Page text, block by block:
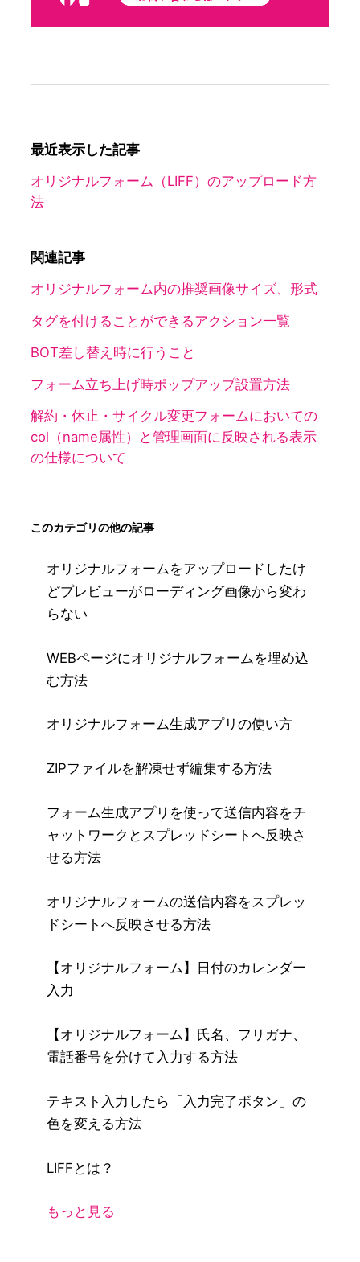
最近表示した記事
オリジナルフォーム（LIFF）のアップロード方
法
関連記事
オリジナルフォーム内の推奨画像サイズ、形式
タグを付けることができるアクション一覧
BOT差し替え時に行うこと
フォーム立ち上げ時ポップアップ設置方法
解約・休止・サイクル変更フォームにおいての
col（name属性）と管理画面に反映される表示
の仕様について
このカテゴリの他の記事
オリジナルフォームをアップロードしたけ
どプレビューがローディング画像から変わ
らない
WEBページにオリジナルフォームを埋め込
む方法
オリジナルフォーム生成アプリの使い方
ZIPファイルを解凍せず編集する方法
フォーム生成アプリを使って送信内容をチ
ャットワークとスプレッドシートへ反映さ
せる方法
オリジナルフォームの送信内容をスプレッ
ドシートへ反映させる方法
【オリジナルフォーム】日付のカレンダー
入力
【オリジナルフォーム】氏名、フリガナ、
電話番号を分けて入力する方法
テキスト入力したら「入力完了ボタン」の
色を変える方法
LIFFとは？
もっと見る